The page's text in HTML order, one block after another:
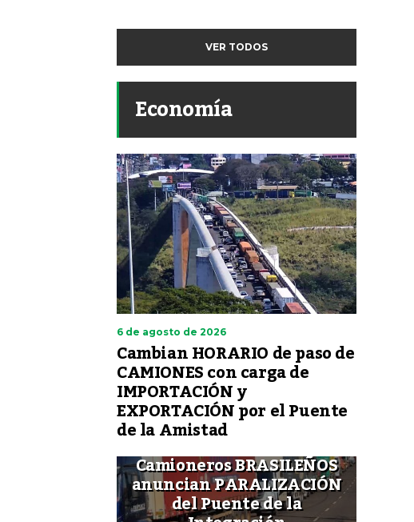
VER TODOS
Economía
6 de agosto de 2026
Cambian HORARIO de paso de
CAMIONES con carga de
IMPORTACIÓN y
EXPORTACIÓN por el Puente
de la Amistad
Camioneros BRASILEÑOS
anuncian PARALIZACIÓN
del Puente de la